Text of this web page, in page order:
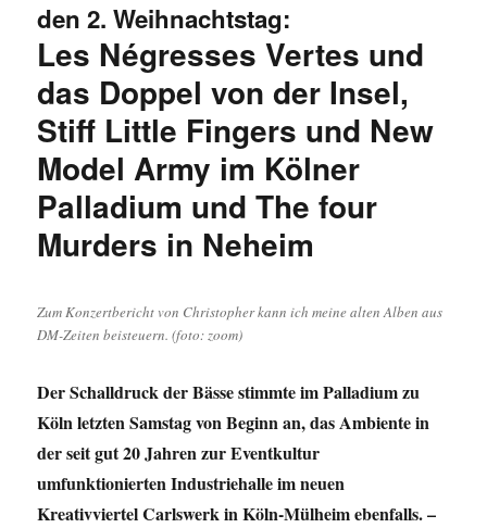
den 2. Weihnachtstag:
Les Négresses Vertes und
das Doppel von der Insel,
Stiff Little Fingers und New
Model Army im Kölner
Palladium und The four
Murders in Neheim
Zum Konzertbericht von Christopher kann ich meine alten Alben aus
DM-Zeiten beisteuern. (foto: zoom)
Der Schalldruck der Bässe stimmte im Palladium zu
Köln letzten Samstag von Beginn an, das Ambiente in
der seit gut 20 Jahren zur Eventkultur
umfunktionierten Industriehalle im neuen
Kreativviertel Carlswerk in Köln-Mülheim ebenfalls. –